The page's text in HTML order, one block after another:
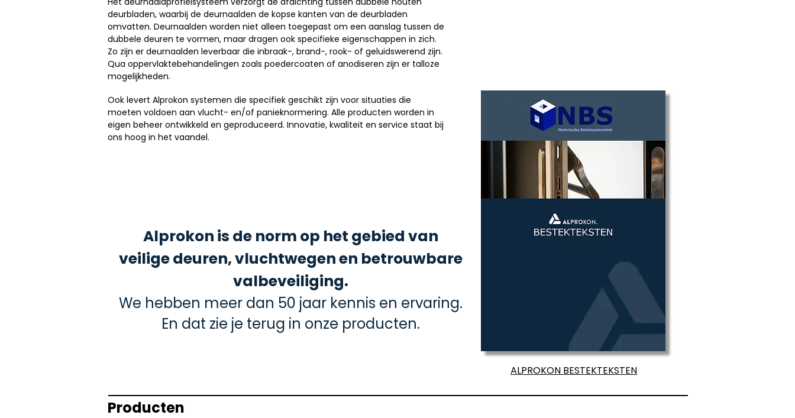
deurbladen, waarbij de deurnaalden de kopse kanten van de deurbladen
omvatten. Deurnaalden worden niet alleen toegepast om een aanslag tussen de
dubbele deuren te vormen, maar dragen ook specifieke eigenschappen in zich.
Zo zijn er deurnaalden leverbaar die inbraak-, brand-, rook- of geluidswerend zijn.
Qua oppervlaktebehandelingen zoals poedercoaten of anodiseren zijn er talloze
mogelijkheden.
Ook levert Alprokon systemen die specifiek geschikt zijn voor situaties die
moeten voldoen aan vlucht- en/of panieknormering. Alle producten worden in
eigen beheer ontwikkeld en geproduceerd. Innovatie, kwaliteit en service staat bij
ons hoog in het vaandel.
Alprokon is de norm op het gebied van
veilige deuren, vluchtwegen en betrouwbare
valbeveiliging.
We hebben meer dan 50 jaar kennis en ervaring.
En dat zie je terug in onze producten.
ALPROKON BESTEKTEKSTEN
Producten